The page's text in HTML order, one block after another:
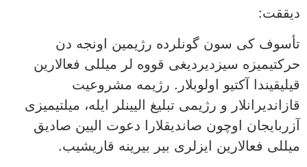
دیققت:
تأسوف کی سون گونلرده رژیمین اونجه دن
حرکتیمیزه سیزدیردیغی قووه لر میللی فعالارین
قیلیقیندا آکتیو اولوبلار. رژیمه مشروعیت
قازاندیرانلار و رژیمی تبلیغ الیینلر ایله، میلتیمیزی
آزربایجان اوچون صاندیقلارا دعوت الیین صادیق
میللی فعالارین ایزلری بیر بیرینه قاریشیب.